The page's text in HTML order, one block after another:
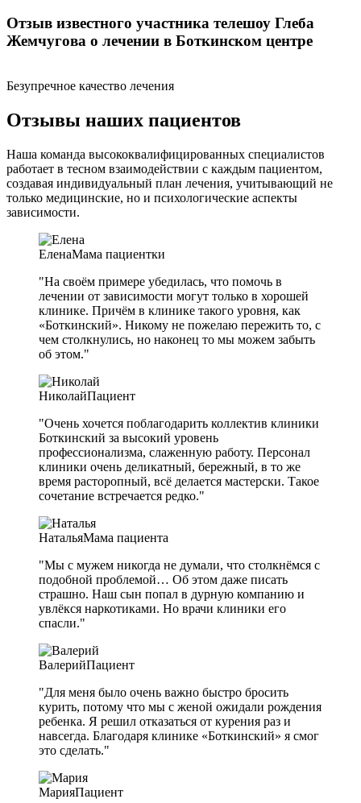
Отзыв известного участника телешоу Глеба
Жемчугова о лечении в Боткинском центре
Безупречное качество лечения
Отзывы наших пациентов
Наша команда высококвалифицированных специалистов
работает в тесном взаимодействии с каждым пациентом,
создавая индивидуальный план лечения, учитывающий не
только медицинские, но и психологические аспекты
зависимости.
ЕленаМама пациентки
"На своём примере убедилась, что помочь в
лечении от зависимости могут только в хорошей
клинике. Причём в клинике такого уровня, как
«Боткинский». Никому не пожелаю пережить то, с
чем столкнулись, но наконец то мы можем забыть
об этом."
НиколайПациент
"Очень хочется поблагодарить коллектив клиники
Боткинский за высокий уровень
профессионализма, слаженную работу. Персонал
клиники очень деликатный, бережный, в то же
время расторопный, всё делается мастерски. Такое
сочетание встречается редко."
НатальяМама пациента
"Мы с мужем никогда не думали, что столкнёмся с
подобной проблемой… Об этом даже писать
страшно. Наш сын попал в дурную компанию и
увлёкся наркотиками. Но врачи клиники его
спасли."
ВалерийПациент
"Для меня было очень важно быстро бросить
курить, потому что мы с женой ожидали рождения
ребенка. Я решил отказаться от курения раз и
навсегда. Благодаря клинике «Боткинский» я смог
это сделать."
МарияПациент